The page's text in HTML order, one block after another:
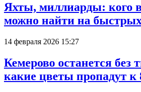
Яхты, миллиарды: кого
можно найти на
14 февраля 2026 15:27
Кемерово останется без
какие цветы пропадут к